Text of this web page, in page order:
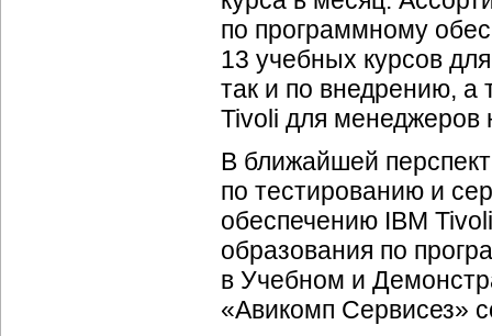
по программному
13 учебных курсов
так и по внедрению, а
Tivoli для
В ближайшей
по тестированию и
обеспечению IBM
образования по
в Учебном и
«Авикомп Сервисез»